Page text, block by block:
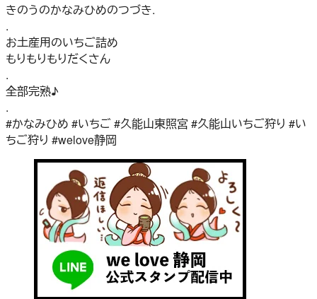
きのうのかなみひめのつづき.
.
お土産用のいちご詰め
もりもりもりだくさん
.
全部完熟♪
.
#かなみひめ #いちご #久能山東照宮 #久能山いちご狩り #い
ちご狩り #welove静岡